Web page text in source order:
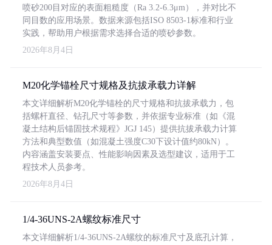
喷砂200目对应的表面粗糙度（Ra 3.2-6.3μm），并对比不
同目数的应用场景。数据来源包括ISO 8503-1标准和行业
实践，帮助用户根据需求选择合适的喷砂参数。
2026年8月4日
M20化学锚栓尺寸规格及抗拔承载力详解
本文详细解析M20化学锚栓的尺寸规格和抗拔承载力，包
括螺杆直径、钻孔尺寸等参数，并依据专业标准（如《混
凝土结构后锚固技术规程》JGJ 145）提供抗拔承载力计算
方法和典型数值（如混凝土强度C30下设计值约80kN）。
内容涵盖安装要点、性能影响因素及选型建议，适用于工
程技术人员参考。
2026年8月4日
1/4-36UNS-2A螺纹标准尺寸
本文详细解析1/4-36UNS-2A螺纹的标准尺寸及底孔计算，